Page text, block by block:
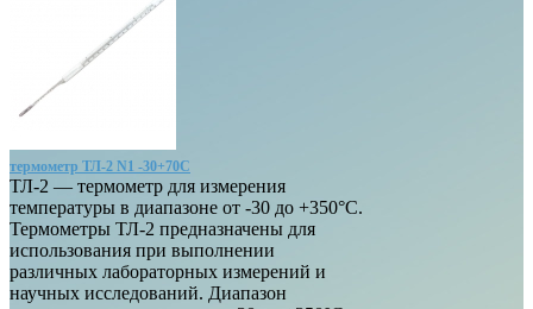
термометр ТЛ-2 N1 -30+70С
ТЛ-2 — термометр для измерения
температуры в диапазоне от -30 до +350°С.
Термометры ТЛ-2 предназначены для
использования при выполнении
различных лабораторных измерений и
научных исследований. Диапазон